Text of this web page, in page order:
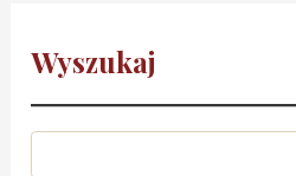
Wyszukaj